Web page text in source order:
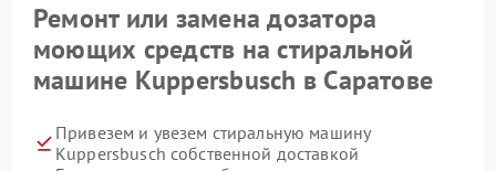
Ремонт или замена дозатора
моющих средств на стиральной
машине Kuppersbusch в Саратове
Привезем и увезем стиральную машину
Kuppersbusch собственной доставкой